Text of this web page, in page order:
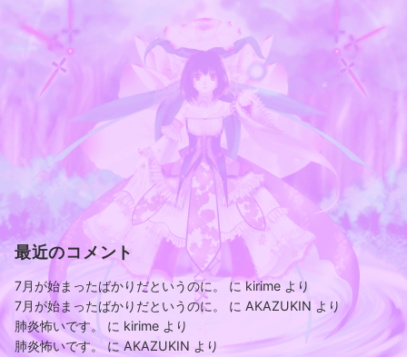
最近のコメント
7月が始まったばかりだというのに。 にkirime より
7月が始まったばかりだというのに。
に AKAZUKIN より
肺炎怖いです。
に kirime より
肺炎怖いです。
に AKAZUKIN より